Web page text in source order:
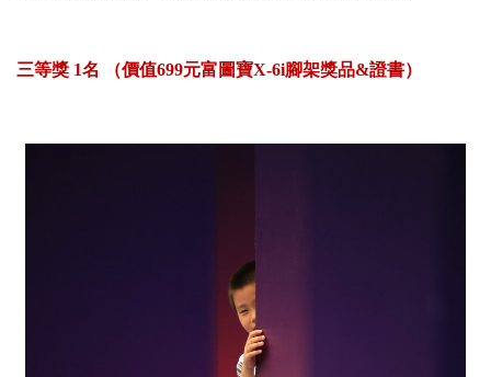
三等獎 1名 （價值699元富圖寶X-6i腳架獎品&證書）